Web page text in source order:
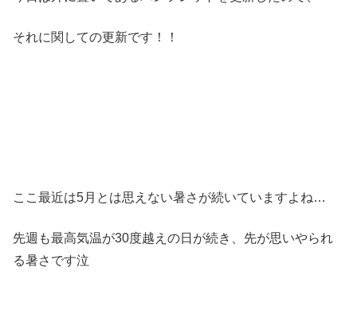
それに関しての更新です！！
ここ最近は5月とは思えない暑さが続いていますよね…
先週も最高気温が30度越えの日が続き、先が思いやられ
る暑さです泣